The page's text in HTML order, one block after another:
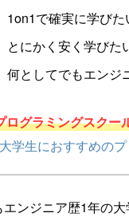
1on1で確実に学び
とにかく安く学びた
何としてでもエン
グラミングスクー
大学生におすすめの
エンジニア歴1年の